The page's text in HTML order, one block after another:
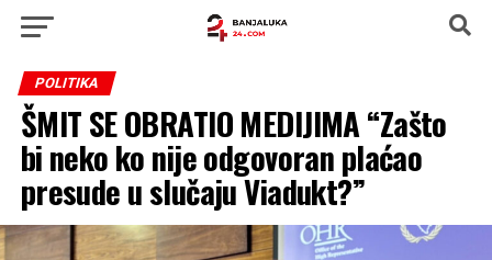
POLITIKA
ŠMIT SE OBRATIO MEDIJIMA “Zašto
bi neko ko nije odgovoran plaćao
presude u slučaju Viadukt?”